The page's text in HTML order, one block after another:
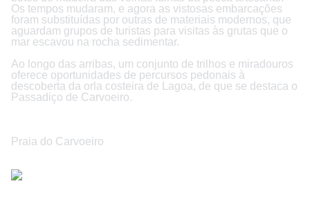
Os tempos mudaram, e agora as vistosas embarcações
foram substituídas por outras de materiais modernos, que
aguardam grupos de turistas para visitas às grutas que o
mar escavou na rocha sedimentar.
Ao longo das arribas, um conjunto de trilhos e miradouros
oferece oportunidades de percursos pedonais à
descoberta da orla costeira de Lagoa, de que se destaca o
Passadiço de Carvoeiro.
Praia do Carvoeiro